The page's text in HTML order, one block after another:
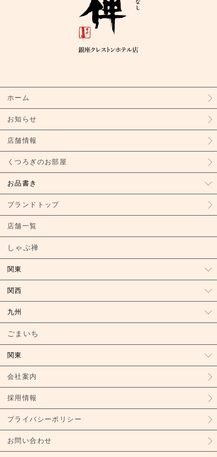
ホーム
お知らせ
店舗情報
くつろぎのお部屋
お品書き
ブランドトップ
店舗一覧
しゃぶ禅
関東
関西
九州
ごまいち
関東
会社案内
採用情報
プライバシーポリシー
お問い合わせ